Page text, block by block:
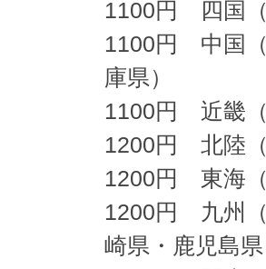
1100円 四国
1100円 中国（
庫県）
1100円 近畿（
1200円 北陸
1200円 東海（
1200円 九州（
崎県・鹿児島